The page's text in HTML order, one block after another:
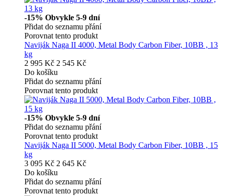
-15% Obvykle 5-9 dní
Přidat do seznamu přání
Porovnat tento produkt
Naviják Naga II 4000, Metal Body Carbon Fiber, 10BB , 13
kg
2 995 Kč 2 545 Kč
Do košíku
Přidat do seznamu přání
Porovnat tento produkt
-15% Obvykle 5-9 dní
Přidat do seznamu přání
Porovnat tento produkt
Naviják Naga II 5000, Metal Body Carbon Fiber, 10BB , 15
kg
3 095 Kč 2 645 Kč
Do košíku
Přidat do seznamu přání
Porovnat tento produkt